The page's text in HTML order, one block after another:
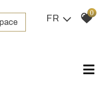
FR
0